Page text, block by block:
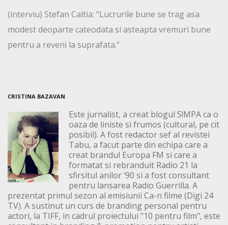
(interviu) Stefan Caltia: “Lucrurile bune se trag asa
modest deoparte cateodata si asteapta vremuri bune
pentru a reveni la suprafata.”
CRISTINA BAZAVAN
Este jurnalist, a creat blogul S!MPA ca o
oaza de liniste si frumos (cultural, pe cit
posibil). A fost redactor sef al revistei
Tabu, a facut parte din echipa care a
creat brandul Europa FM si care a
formatat si rebranduit Radio 21 la
sfirsitul anilor ‘90 si a fost consultant
pentru lansarea Radio Guerrilla. A
prezentat primul sezon al emisiunii Ca-n filme (Digi 24
TV). A sustinut un curs de branding personal pentru
actori, la TIFF, in cadrul proiectului "10 pentru film", este